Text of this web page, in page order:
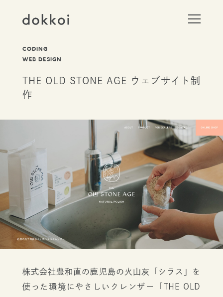
t
v
i
CODING
WEB DESIGN
THE OLD STONE AGE ウェブサイト制
作
株式会社豊和直の鹿児島の火山灰「シラス」を
使った環境にやさしいクレンザー「THE OLD